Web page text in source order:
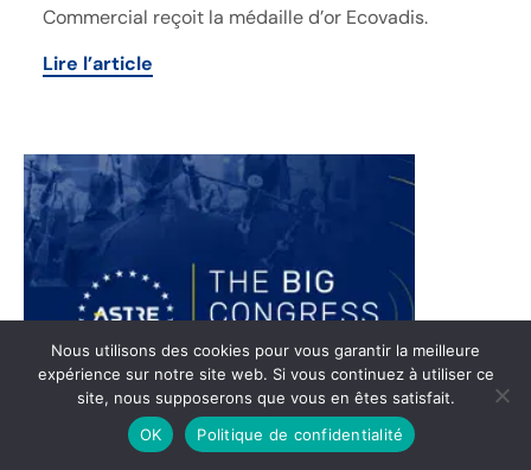
Commercial reçoit la médaille d’or Ecovadis.
Lire l’article
Nous utilisons des cookies pour vous garantir la meilleure
expérience sur notre site web. Si vous continuez à utiliser ce
site, nous supposerons que vous en êtes satisfait.
OK
Politique de confidentialité